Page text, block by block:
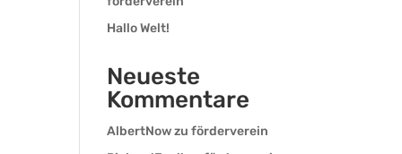
Hallo Welt!
Neueste
Kommentare
AlbertNowzuförderverein